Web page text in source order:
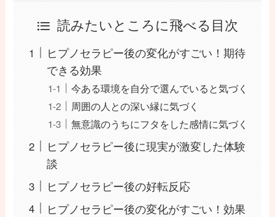
読みたいところに飛べる目次
ヒプノセラピー後の変化がすごい！期待
できる効果
今ある環境を自分で選んでいると気づく
周囲の人との深い縁に気づく
無意識のうちにフタをした感情に気づく
ヒプノセラピー後に現実が激変した体験
談
ヒプノセラピー後の好転反応
ヒプノセラピー後の変化がすごい！効果